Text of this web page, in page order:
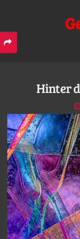
Hinter